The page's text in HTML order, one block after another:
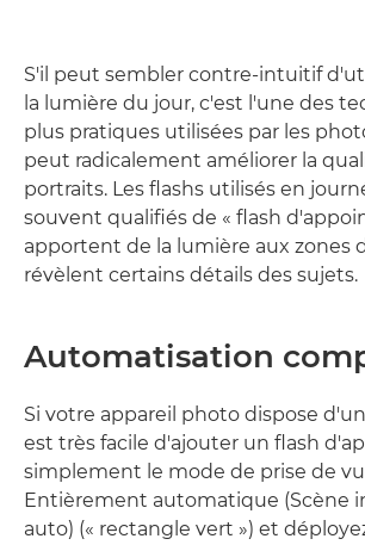
S'il peut sembler contre-intuitif
la lumière du jour, c'est l'une des
plus pratiques utilisées par les
peut radicalement améliorer la
portraits. Les flashs utilisés en
souvent qualifiés de « flash
apportent de la lumière aux zones
révèlent certains détails des sujets.
Automatisation
Si votre appareil photo dispose
est très facile d'ajouter un flash
simplement le mode de prise de
Entièrement automatique (Scène
auto) (« rectangle vert ») et